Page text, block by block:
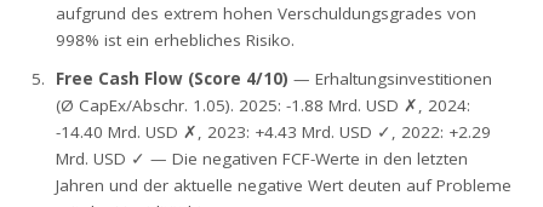
aufgrund des extrem hohen Verschuldungsgrades von
998% ist ein erhebliches Risiko.
Free Cash Flow (Score 4/10) — Erhaltungsinvestitionen
(Ø CapEx/Abschr. 1.05). 2025: -1.88 Mrd. USD ✗, 2024:
-14.40 Mrd. USD ✗, 2023: +4.43 Mrd. USD ✓, 2022: +2.29
Mrd. USD ✓ — Die negativen FCF-Werte in den letzten
Jahren und der aktuelle negative Wert deuten auf Probleme